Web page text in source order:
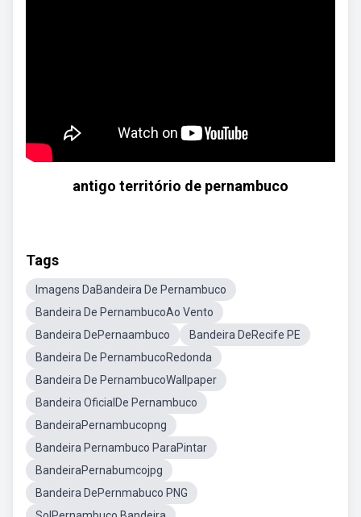
antigo território de pernambuco
Tags
Imagens DaBandeira De Pernambuco
Bandeira De PernambucoAo Vento
Bandeira DePernaambuco
Bandeira DeRecife PE
Bandeira De PernambucoRedonda
Bandeira De PernambucoWallpaper
Bandeira OficialDe Pernambuco
BandeiraPernambucopng
Bandeira Pernambuco ParaPintar
BandeiraPernabumcojpg
Bandeira DePernmabuco PNG